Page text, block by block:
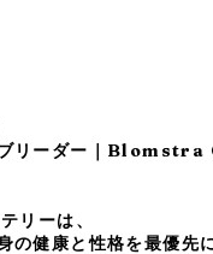
ブリーダー｜
リーは、
の健康と性格を最優先